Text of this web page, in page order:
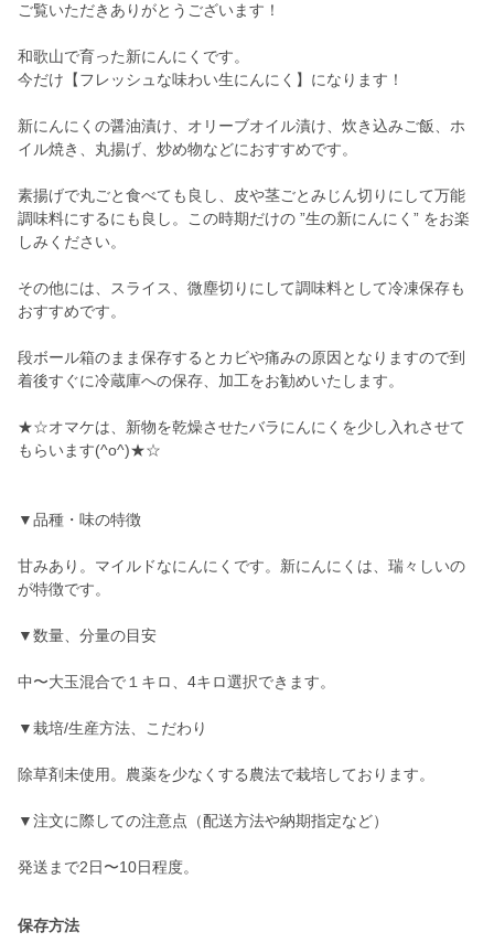
ご覧いただきありがとうございます！
和歌山で育った新にんにくです。
今だけ【フレッシュな味わい生にんにく】になります！
新にんにくの醤油漬け、オリーブオイル漬け、炊き込みご飯、ホ
イル焼き、丸揚げ、炒め物などにおすすめです。
素揚げで丸ごと食べても良し、皮や茎ごとみじん切りにして万能
調味料にするにも良し。この時期だけの ”生の新にんにく” をお楽
しみください。
その他には、スライス、微塵切りにして調味料として冷凍保存も
おすすめです。
段ボール箱のまま保存するとカビや痛みの原因となりますので到
着後すぐに冷蔵庫への保存、加工をお勧めいたします。
★☆オマケは、新物を乾燥させたバラにんにくを少し入れさせて
もらいます(^o^)★☆
▼品種・味の特徴
甘みあり。マイルドなにんにくです。新にんにくは、瑞々しいの
が特徴です。
▼数量、分量の目安
中〜大玉混合で１キロ、4キロ選択できます。
▼栽培/生産方法、こだわり
除草剤未使用。農薬を少なくする農法で栽培しております。
▼注文に際しての注意点（配送方法や納期指定など）
発送まで2日〜10日程度。
保存方法